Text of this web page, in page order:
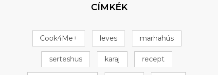
CÍMKÉK
Cook4Me+ leves marhahús
serteshus karaj recept